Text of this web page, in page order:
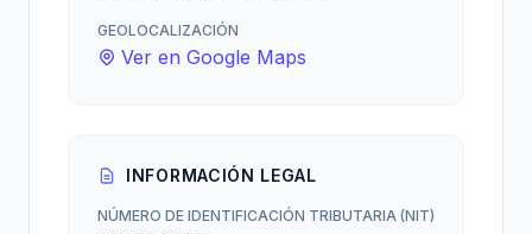
GEOLOCALIZACIÓN
Ver en Google Maps
INFORMACIÓN LEGAL
NÚMERO DE IDENTIFICACIÓN TRIBUTARIA (NIT)